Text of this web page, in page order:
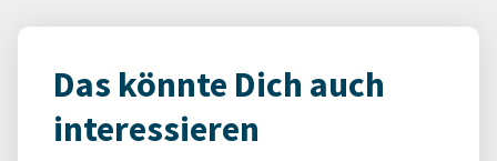
Das könnte Dich auch
interessieren